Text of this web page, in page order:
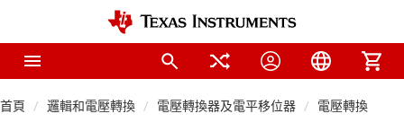
首頁 邏輯和電壓轉換 電壓轉換器及電平移位器 電壓轉換器